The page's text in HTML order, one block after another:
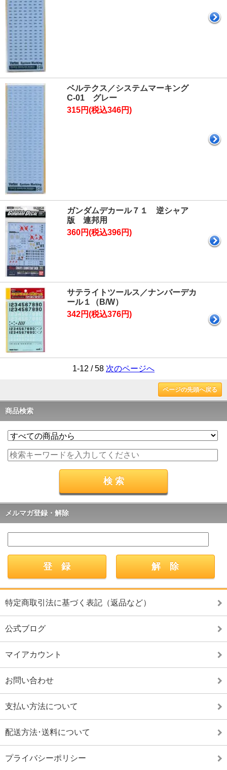
ベルテクス／システムマーキング
C-01 グレー
315円(税込346円)
ガンダムデカール７１ 逆シャア
版 連邦用
360円(税込396円)
サテライトツールス／ナンバーデカ
ール１（B/W）
342円(税込376円)
1-12 / 58 次のページへ
ページの先頭へ戻る
商品検索
メルマガ登録・解除
特定商取引法に基づく表記（返品など）
公式ブログ
マイアカウント
お問い合わせ
支払い方法について
配送方法･送料について
プライバシーポリシー